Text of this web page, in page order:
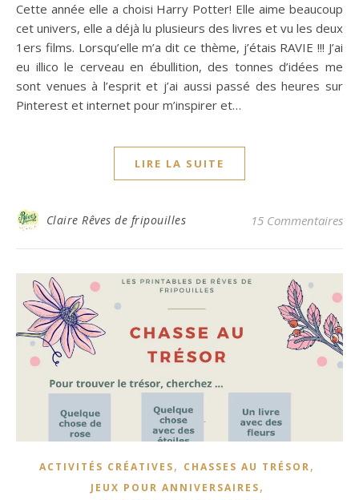
Cette année elle a choisi Harry Potter! Elle aime beaucoup
cet univers, elle a déjà lu plusieurs des livres et vu les deux
1ers films. Lorsqu’elle m’a dit ce thème, j’étais RAVIE !!! J’ai
eu illico le cerveau en ébullition, des tonnes d’idées me
sont venues à l’esprit et j’ai aussi passé des heures sur
Pinterest et internet pour m’inspirer et…
LIRE LA SUITE
Claire Rêves de fripouilles 15 Commentaires
ACTIVITÉS CRÉATIVES, CHASSES AU TRÉSOR,
JEUX POUR ANNIVERSAIRES,